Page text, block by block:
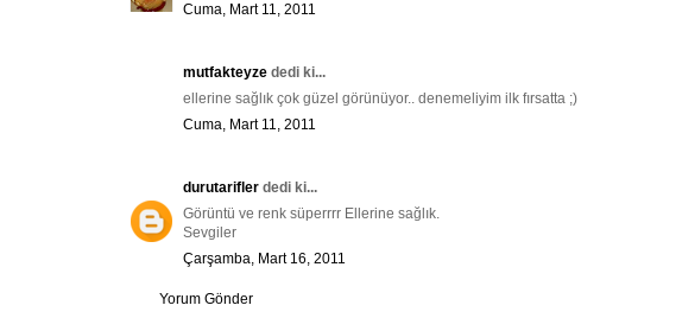
Cuma, Mart 11, 2011
mutfakteyze dedi ki...
ellerine sağlık çok güzel görünüyor.. denemeliyim ilk fırsatta ;)
Cuma, Mart 11, 2011
durutarifler dedi ki...
Görüntü ve renk süperrrr Ellerine sağlık.
Sevgiler
Çarşamba, Mart 16, 2011
Yorum Gönder